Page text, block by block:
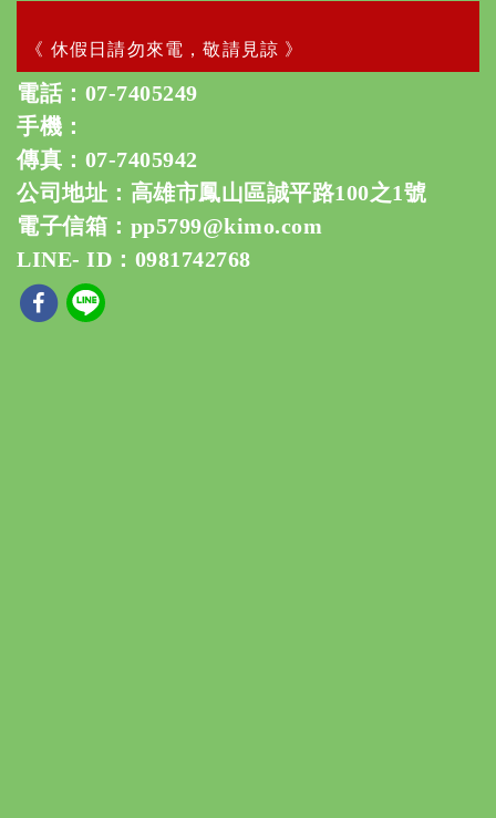
《 休假日請勿來電，敬請見諒 》
電話： 07-7405249
手機：
傳真：07-7405942
公司地址：高雄市鳳山區誠平路100之1號
電子信箱： pp5799@kimo.com
LINE- ID：0981742768